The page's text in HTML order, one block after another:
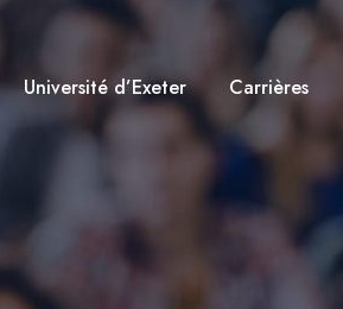
Université d’Exeter Carrières